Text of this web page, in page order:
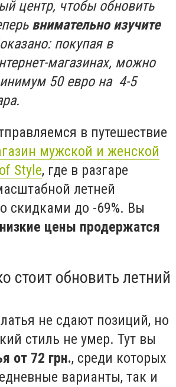
центр, чтобы обновить
внимательно изучите
покупая в
магазинах, можно
50 евро на 4-5
в путешествие
мужской и женской
Style, где в разгаре
летней
скидками до -69%. Вы
низкие цены продержатся
стоит обновить летний
не сдают позиций, но
стиль не умер. Тут вы
от 72 грн., среди которых
варианты, так и